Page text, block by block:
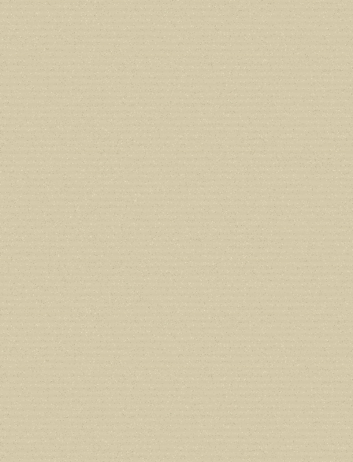
Deprecated: Creation of dynamic
in/home/users/confidit/www/cms/
Deprecated: Creation of dynamic
deprecated in/home/users/confidit/
line210
Deprecated: Creation of dynamic
deprecated in/home/users/confidit/
line212
Deprecated: Creation of dynamic
deprecated in/home/users/confidit/
line213
Deprecated: Creation of dynamic